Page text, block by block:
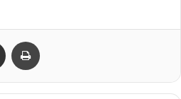
Compartilhar via e-mail